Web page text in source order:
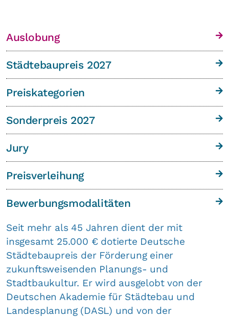
Auslobung
Städtebaupreis 2027
Preiskategorien
Sonderpreis 2027
Jury
Preisverleihung
Bewerbungsmodalitäten
Seit mehr als 45 Jahren dient der mit
insgesamt 25.000 € dotierte Deutsche
Städtebaupreis der Förderung einer
zukunftsweisenden Planungs- und
Stadtbaukultur. Er wird ausgelobt von der
Deutschen Akademie für Städtebau und
Landesplanung (DASL) und von der